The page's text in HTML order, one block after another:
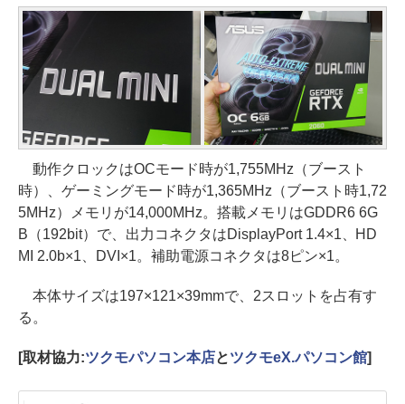
動作クロックはOCモード時が1,755MHz（ブースト
時）、ゲーミングモード時が1,365MHz（ブースト時1,72
5MHz）メモリが14,000MHz。搭載メモリはGDDR6 6G
B（192bit）で、出力コネクタはDisplayPort 1.4×1、HD
MI 2.0b×1、DVI×1。補助電源コネクタは8ピン×1。
本体サイズは197×121×39mmで、2スロットを占有す
る。
[取材協力:ツクモパソコン本店とツクモeX.パソコン館]